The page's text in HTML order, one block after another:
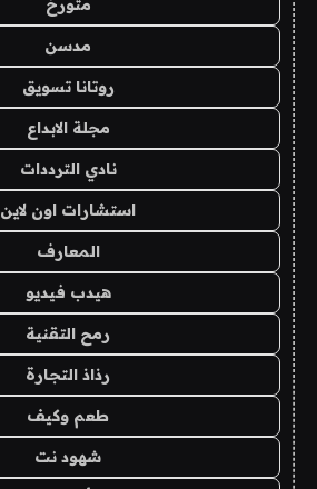
متورخ
مدسن
روتانا تسويق
مجلة الابداع
نادي الترددات
استشارات اون لاين
المعارف
هيدب فيديو
رمح التقنية
رذاذ التجارة
طعم وكيف
شهود نت